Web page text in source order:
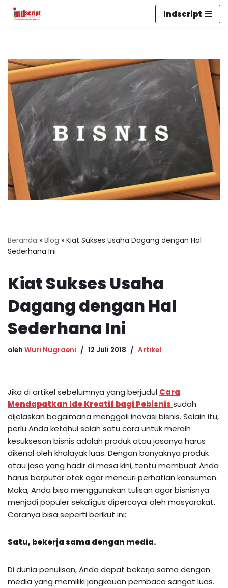
Indscript
Beranda » Blog » Kiat Sukses Usaha Dagang dengan Hal
Sederhana Ini
Kiat Sukses Usaha
Dagang dengan Hal
Sederhana Ini
oleh Wuri Nugraeni 12 Juli 2018 Artikel
Jika di artikel sebelumnya yang berjudul Cara
Mendapatkan Ide Kreatif bagi Pebisnis sudah
dijelaskan bagaimana menggali inovasi bisnis. Selain itu,
perlu Anda ketahui salah satu cara untuk meraih
kesuksesan bisnis adalah produk atau jasanya harus
dikenal oleh khalayak luas. Dengan banyaknya produk
atau jasa yang hadir di masa kini, tentu membuat Anda
harus berputar otak agar mencuri perhatian konsumen.
Maka, Anda bisa menggunakan tulisan agar bisnisnya
menjadi populer sekaligus dipercayai oleh masyarakat.
Caranya bisa seperti berikut ini:
Satu, bekerja sama dengan media.
Di dunia penulisan, Anda dapat bekerja sama dengan
media yang memiliki jangkauan pembaca sangat luas.